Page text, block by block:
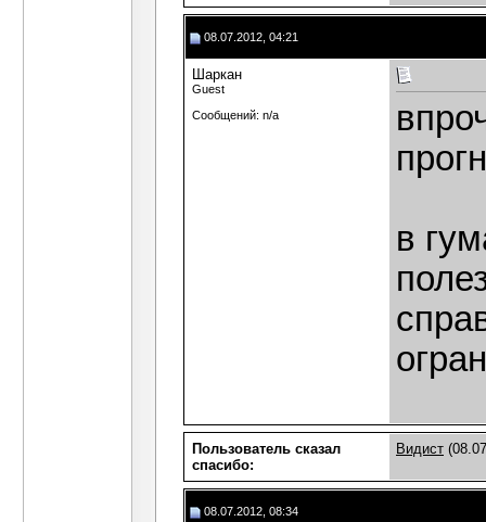
08.07.2012, 04:21
Шаркан
Guest
Сообщений: n/a
в
Пользователь сказал
cпасибо:
Видист
08.07.2012, 08:34